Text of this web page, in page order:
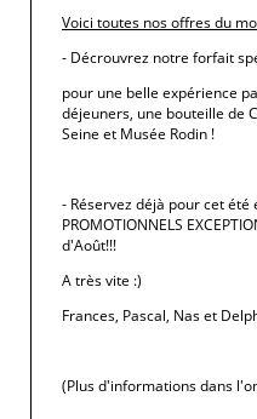
Pierre-Auguste Renoir.
Voici toutes nos offres du
- Décrouvrez notre forfait
pour une belle expérience
déjeuners, une bouteille de
Seine et Musée Rodin !
- Réservez déjà pour cet été
PROMOTIONNELS
d'Août!!!
A très vite :)
Frances, Pascal, Nas et
(Plus d'informations dans